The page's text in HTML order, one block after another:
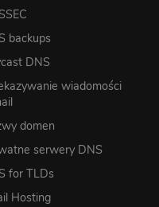
backups
DNS
wiadomości
domen
serwery DNS
for TLDs
Hosting